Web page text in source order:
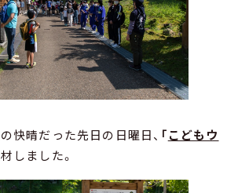
快晴だった先日の日曜日、 「 こどもウ
しました。